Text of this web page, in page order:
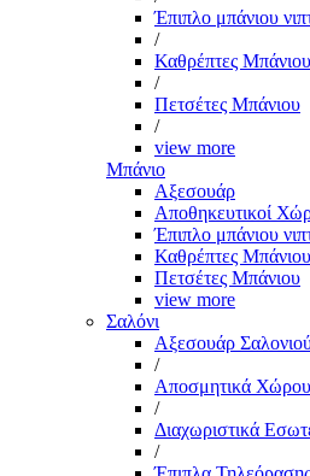
Έπιπλο μπάνιου
/
Καθρέπτες Μπάνιου
/
Πετσέτες Μπάνιου
/
view more
Μπάνιο
Αξεσουάρ
Αποθηκευτικοί
Έπιπλο μπάνιου
Καθρέπτες Μπάνιου
Πετσέτες Μπάνιου
view more
Σαλόνι
Αξεσουάρ
/
Αποσμητικά Χώρου
/
Διαχωριστικά
/